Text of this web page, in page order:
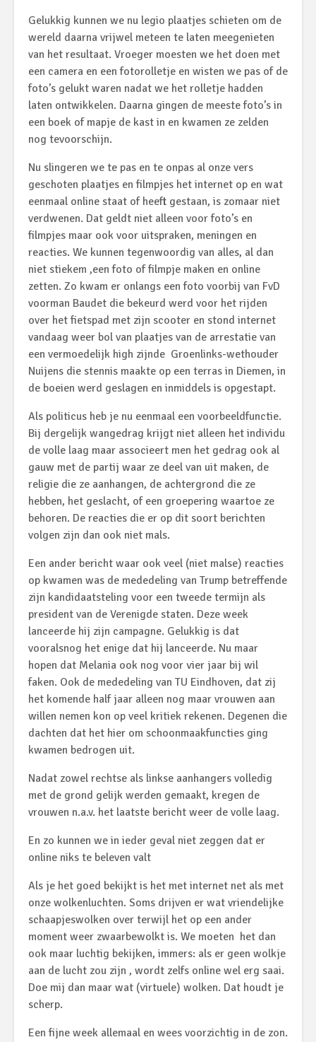
Gelukkig kunnen we nu legio plaatjes schieten om de
wereld daarna vrijwel meteen te laten meegenieten
van het resultaat. Vroeger moesten we het doen met
een camera en een fotorolletje en wisten we pas of de
foto’s gelukt waren nadat we het rolletje hadden
laten ontwikkelen. Daarna gingen de meeste foto’s in
een boek of mapje de kast in en kwamen ze zelden
nog tevoorschijn.
Nu slingeren we te pas en te onpas al onze vers
geschoten plaatjes en filmpjes het internet op en wat
eenmaal online staat of heeft gestaan, is zomaar niet
verdwenen. Dat geldt niet alleen voor foto’s en
filmpjes maar ook voor uitspraken, meningen en
reacties. We kunnen tegenwoordig van alles, al dan
niet stiekem ,een foto of filmpje maken en online
zetten. Zo kwam er onlangs een foto voorbij van FvD
voorman Baudet die bekeurd werd voor het rijden
over het fietspad met zijn scooter en stond internet
vandaag weer bol van plaatjes van de arrestatie van
een vermoedelijk high zijnde Groenlinks-wethouder
Nuijens die stennis maakte op een terras in Diemen, in
de boeien werd geslagen en inmiddels is opgestapt.
Als politicus heb je nu eenmaal een voorbeeldfunctie.
Bij dergelijk wangedrag krijgt niet alleen het individu
de volle laag maar associeert men het gedrag ook al
gauw met de partij waar ze deel van uit maken, de
religie die ze aanhangen, de achtergrond die ze
hebben, het geslacht, of een groepering waartoe ze
behoren. De reacties die er op dit soort berichten
volgen zijn dan ook niet mals.
Een ander bericht waar ook veel (niet malse) reacties
op kwamen was de mededeling van Trump betreffende
zijn kandidaatsteling voor een tweede termijn als
president van de Verenigde staten. Deze week
lanceerde hij zijn campagne. Gelukkig is dat
vooralsnog het enige dat hij lanceerde. Nu maar
hopen dat Melania ook nog voor vier jaar bij wil
faken. Ook de mededeling van TU Eindhoven, dat zij
het komende half jaar alleen nog maar vrouwen aan
willen nemen kon op veel kritiek rekenen. Degenen die
dachten dat het hier om schoonmaakfuncties ging
kwamen bedrogen uit.
Nadat zowel rechtse als linkse aanhangers volledig
met de grond gelijk werden gemaakt, kregen de
vrouwen n.a.v. het laatste bericht weer de volle laag.
En zo kunnen we in ieder geval niet zeggen dat er
online niks te beleven valt
Als je het goed bekijkt is het met internet net als met
onze wolkenluchten. Soms drijven er wat vriendelijke
schaapjeswolken over terwijl het op een ander
moment weer zwaarbewolkt is. We moeten het dan
ook maar luchtig bekijken, immers: als er geen wolkje
aan de lucht zou zijn , wordt zelfs online wel erg saai.
Doe mij dan maar wat (virtuele) wolken. Dat houdt je
scherp.
Een fijne week allemaal en wees voorzichtig in de zon.